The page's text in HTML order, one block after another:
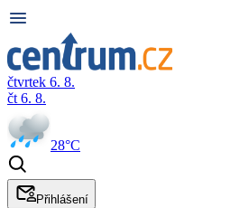
čtvrtek 6. 8.
čt 6. 8.
28°C
Přihlášení